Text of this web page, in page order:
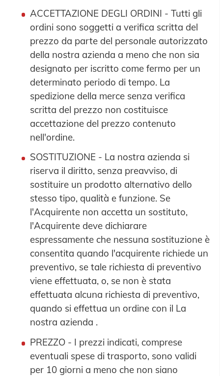
ACCETTAZIONE DEGLI ORDINI - Tutti gli
ordini sono soggetti a verifica scritta del
prezzo da parte del personale autorizzato
della nostra azienda a meno che non sia
designato per iscritto come fermo per un
determinato periodo di tempo. La
spedizione della merce senza verifica
scritta del prezzo non costituisce
accettazione del prezzo contenuto
nell'ordine.
SOSTITUZIONE - La nostra azienda si
riserva il diritto, senza preavviso, di
sostituire un prodotto alternativo dello
stesso tipo, qualità e funzione. Se
l'Acquirente non accetta un sostituto,
l'Acquirente deve dichiarare
espressamente che nessuna sostituzione è
consentita quando l'acquirente richiede un
preventivo, se tale richiesta di preventivo
viene effettuata, o, se non è stata
effettuata alcuna richiesta di preventivo,
quando si effettua un ordine con il La
nostra azienda .
PREZZO - I prezzi indicati, comprese
eventuali spese di trasporto, sono validi
per 10 giorni a meno che non siano